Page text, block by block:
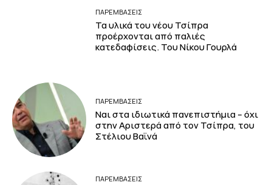
ΠΑΡΕΜΒΑΣΕΙΣ
Τα υλικά του νέου Τσίπρα
προέρχονται από παλιές
κατεδαφίσεις. Του Νίκου Γουρλά
ΠΑΡΕΜΒΑΣΕΙΣ
Ναι στα ιδιωτικά πανεπιστήμια – όχι
στην Αριστερά από τον Τσίπρα, του
Στέλιου Βαϊνά
ΠΑΡΕΜΒΑΣΕΙΣ